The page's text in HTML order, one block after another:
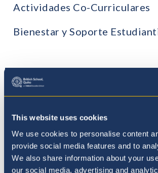
This website uses cookies
We use cookies to personalise content
provide social media features and to
We also share information about your
our social media, advertising and
Actividades Co-Curriculares
Bienestar y Soporte
Formulario de Consultas
more.
Formulario de Consultas